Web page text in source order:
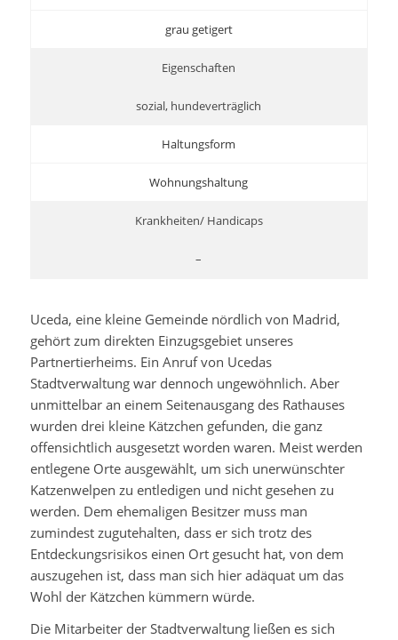
grau getigert
Eigenschaften
sozial, hundeverträglich
Haltungsform
Wohnungshaltung
Krankheiten/ Handicaps
–
Uceda, eine kleine Gemeinde nördlich von Madrid,
gehört zum direkten Einzugsgebiet unseres
Partnertierheims. Ein Anruf von Ucedas
Stadtverwaltung war dennoch ungewöhnlich. Aber
unmittelbar an einem Seitenausgang des Rathauses
wurden drei kleine Kätzchen gefunden, die ganz
offensichtlich ausgesetzt worden waren. Meist werden
entlegene Orte ausgewählt, um sich unerwünschter
Katzenwelpen zu entledigen und nicht gesehen zu
werden. Dem ehemaligen Besitzer muss man
zumindest zugutehalten, dass er sich trotz des
Entdeckungsrisikos einen Ort gesucht hat, von dem
auszugehen ist, dass man sich hier adäquat um das
Wohl der Kätzchen kümmern würde.
Die Mitarbeiter der Stadtverwaltung ließen es sich